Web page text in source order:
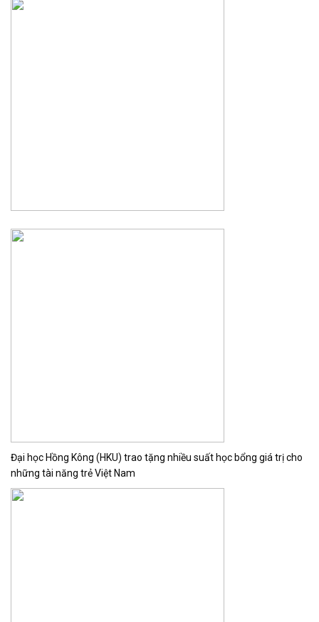
Đại học Hồng Kông (HKU) trao tặng nhiều suất học bổng giá trị cho
những tài năng trẻ Việt Nam